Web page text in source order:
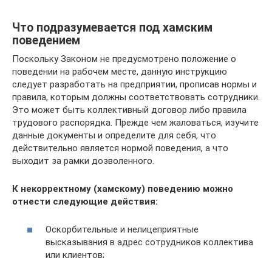
Что подразумевается под хамским
поведением
Поскольку Законом не предусмотрено положение о
поведении на рабочем месте, данную инструкцию
следует разработать на предприятии, прописав нормы и
правила, которым должны соответствовать сотрудники.
Это может быть коллективный договор либо правила
трудового распорядка. Прежде чем жаловаться, изучите
данные документы и определите для себя, что
действительно является нормой поведения, а что
выходит за рамки дозволенного.
К некорректному (хамскому) поведению можно
отнести следующие действия:
Оскорбительные и нелицеприятные
высказывания в адрес сотрудников коллектива
или клиентов;